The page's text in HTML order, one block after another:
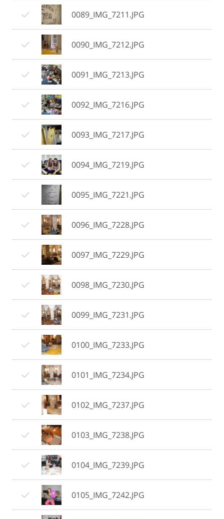
0089_IMG_7211.JPG
0090_IMG_7212.JPG
0091_IMG_7213.JPG
0092_IMG_7216.JPG
0093_IMG_7217.JPG
0094_IMG_7219.JPG
0095_IMG_7221.JPG
0096_IMG_7228.JPG
0097_IMG_7229.JPG
0098_IMG_7230.JPG
0099_IMG_7231.JPG
0100_IMG_7233.JPG
0101_IMG_7234.JPG
0102_IMG_7237.JPG
0103_IMG_7238.JPG
0104_IMG_7239.JPG
0105_IMG_7242.JPG